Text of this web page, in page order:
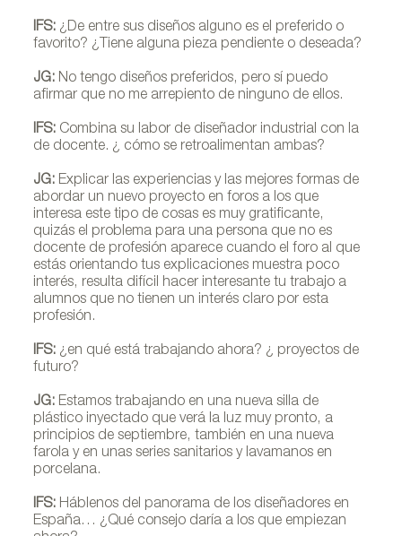
IFS: ¿De entre sus diseños alguno es el preferido o
favorito? ¿Tiene alguna pieza pendiente o deseada?
JG: No tengo diseños preferidos, pero sí puedo
afirmar que no me arrepiento de ninguno de ellos.
IFS: Combina su labor de diseñador industrial con la
de docente. ¿ cómo se retroalimentan ambas?
JG: Explicar las experiencias y las mejores formas de
abordar un nuevo proyecto en foros a los que
interesa este tipo de cosas es muy gratificante,
quizás el problema para una persona que no es
docente de profesión aparece cuando el foro al que
estás orientando tus explicaciones muestra poco
interés, resulta difícil hacer interesante tu trabajo a
alumnos que no tienen un interés claro por esta
profesión.
IFS: ¿en qué está trabajando ahora? ¿ proyectos de
futuro?
JG: Estamos trabajando en una nueva silla de
plástico inyectado que verá la luz muy pronto, a
principios de septiembre, también en una nueva
farola y en unas series sanitarios y lavamanos en
porcelana.
IFS: Háblenos del panorama de los diseñadores en
España… ¿Qué consejo daría a los que empiezan